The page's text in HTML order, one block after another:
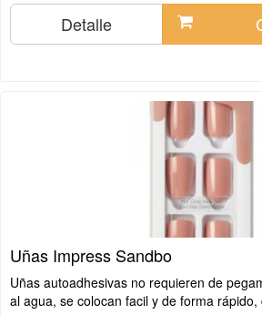
Detalle
Uñas Impress Sandbo
Uñas autoadhesivas no requieren de
al agua, se colocan facil y de forma